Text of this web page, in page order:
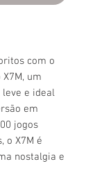
com o
um
leve e ideal
em
jogos
o X7M é
nostalgia e